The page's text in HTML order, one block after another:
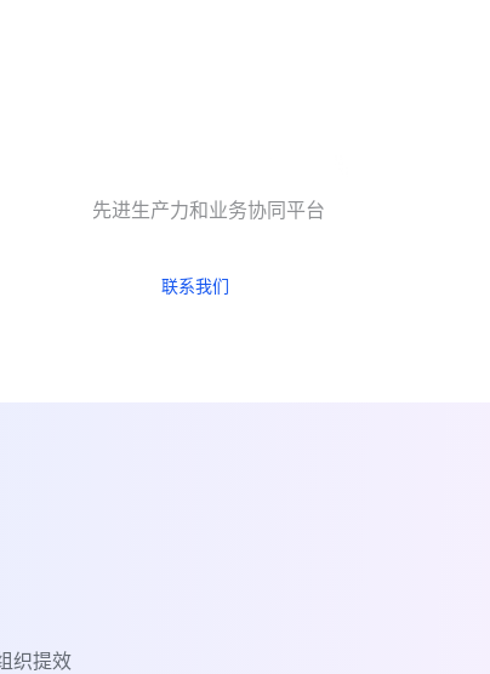
先进生产力和业务协同平台
联系我们
织提效